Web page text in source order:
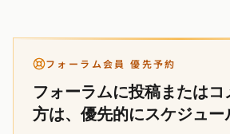
フォーラム会員 優先予約
フォーラムに投稿または
方は、優先的にスケジュ